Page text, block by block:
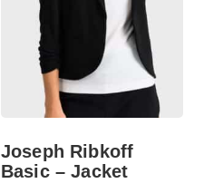
Joseph Ribkoff
Basic – Jacket